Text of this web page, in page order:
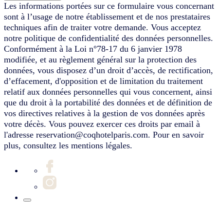
Les informations portées sur ce formulaire vous concernant
sont à l’usage de notre établissement et de nos prestataires
techniques afin de traiter votre demande. Vous acceptez
notre politique de confidentialité des données personnelles.
Conformément à la Loi n°78-17 du 6 janvier 1978
modifiée, et au règlement général sur la protection des
données, vous disposez d’un droit d’accès, de rectification,
d’effacement, d'opposition et de limitation du traitement
relatif aux données personnelles qui vous concernent, ainsi
que du droit à la portabilité des données et de définition de
vos directives relatives à la gestion de vos données après
votre décès. Vous pouvez exercer ces droits par email à
l'adresse reservation@coqhotelparis.com. Pour en savoir
plus, consultez les mentions légales.